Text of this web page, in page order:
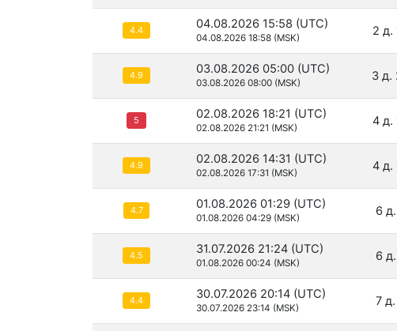
4.4 04.08.2026 15:58 (UTC)
04.08.2026 18:58 (MSK) 2 д.
4.9 03.08.2026 05:00 (UTC)
03.08.2026 08:00 (MSK) 3 д.
5 02.08.2026 18:21 (UTC)
02.08.2026 21:21 (MSK) 4 д.
4.9 02.08.2026 14:31 (UTC)
02.08.2026 17:31 (MSK) 4 д.
4.7 01.08.2026 01:29 (UTC)
01.08.2026 04:29 (MSK) 6
4.5 31.07.2026 21:24 (UTC)
01.08.2026 00:24 (MSK) 6
4.4 30.07.2026 20:14 (UTC)
30.07.2026 23:14 (MSK) 7